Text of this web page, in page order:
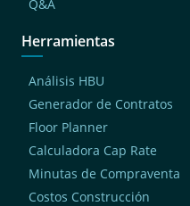
Q&A
Herramientas
Análisis HBU
Generador de Contratos
Floor Planner
Calculadora Cap Rate
Minutas de Compraventa
Costos Construcción